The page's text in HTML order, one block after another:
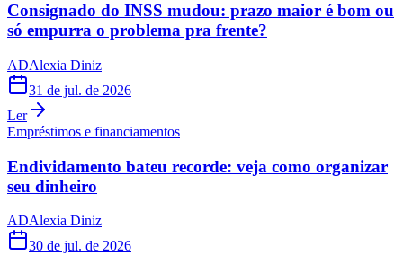
Consignado do INSS mudou: prazo maior é bom ou
só empurra o problema pra frente?
ADAlexia Diniz
31 de jul. de 2026
Ler
Empréstimos e financiamentos
Endividamento bateu recorde: veja como organizar
seu dinheiro
ADAlexia Diniz
30 de jul. de 2026